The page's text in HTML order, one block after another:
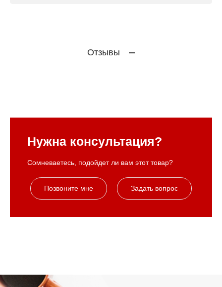
Отзывы
Нужна консультация?
Сомневаетесь, подойдет ли вам этот товар?
Позвоните мне Задать вопрос